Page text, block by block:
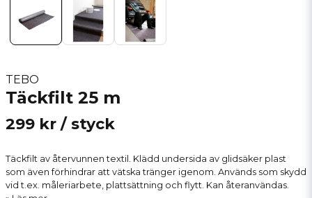
TEBO
Täckfilt 25 m
299 kr / styck
Täckfilt av återvunnen textil. Klädd undersida av glidsäker plast
som även förhindrar att vätska tränger igenom. Används som skydd
vid t.ex. måleriarbete, plattsättning och flytt. Kan återanvändas.